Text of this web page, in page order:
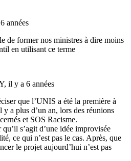
années
de former nos ministres à dire moins
en utilisant ce terme
il y a 6 années
que l’UNIS a été la première à
a plus d’un an, lors des réunions
et SOS Racisme.
qu’il s’agit d’une idée improvisée
ce qui n’est pas le cas. Après, que
le projet aujourd’hui n’est pas